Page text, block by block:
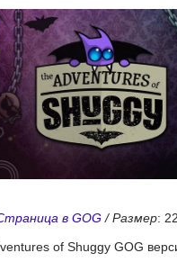
в GOG/Размер:
of Shuggy GOG